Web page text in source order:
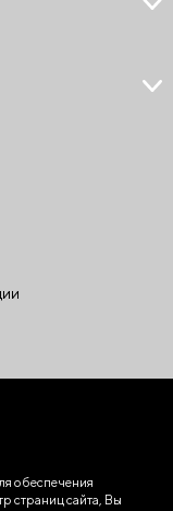
обеспечения
страниц сайта, Вы